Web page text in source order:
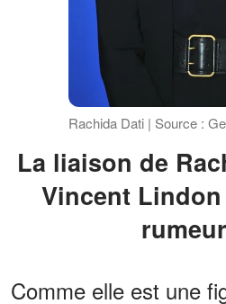
Rachida Dati | Source :
La liaison de Rachida Dati avec
Vincent
Comme elle est une